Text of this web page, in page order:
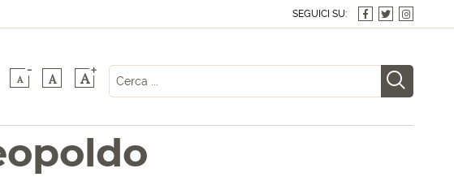
SEGUICI SU:
A
-
A A+